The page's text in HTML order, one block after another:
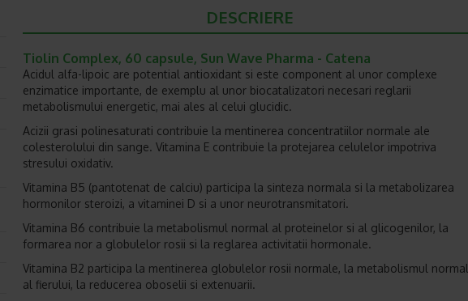
DESCRIERE
Tiolin Complex, 60 capsule, Sun Wave Pharma - Catena
Acidul alfa-lipoic are potential antioxidant si este component al unor complexe
enzimatice importante, de exemplu al unor biocatalizatori necesari reglarii
metabolismului energetic, mai ales al celui glucidic.
Acizii grasi polinesaturati contribuie la mentinerea concentratiilor normale ale
colesterolului din sange. Vitamina E contribuie la protejarea celulelor impotriva
stresului oxidativ.
Vitamina B5 (pantotenat de calciu) participa la sinteza normala si la metabolizarea
hormonilor steroizi, a vitaminei D si a unor neurotransmitatori.
Vitamina B6 contribuie la metabolismul normal al proteinelor si al glicogenilor, la
formarea nor a globulelor rosii si la reglarea activitatii hormonale.
Vitamina B2 participa la mentinerea globulelor rosii normale, la metabolismul normal
al fierului, la reducerea oboselii si extenuarii.